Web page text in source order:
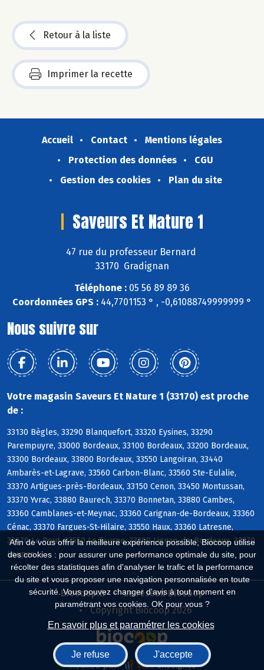
Afin de vous offrir la meilleure expérience possible, Biocoop utilise
des cookies : pour assurer une performance optimale du site, pour
récolter des statistiques afin d'analyser le trafic et la performance
du site et vous proposer une navigation personnalisée en toute
sécurité. Vous pouvez changer d'avis à tout moment en
paramétrant vos cookies. OK pour vous ?
En savoir plus et paramétrer les cookies
Je refuse J'accepte
Retour à la liste
Imprimer la recette
Accueil Contact
Mentions légales
Protection des données
CGU
Gestion des cookies
Plan du site
Saveurs Et Nature 1
47 rue du professeur Bernard
33170 Gradignan
Téléphone : 05 56 89 89 36
Coordonnées GPS : 44,7701153 ° , -0,61088749999999 °
Nous suivre sur
Votre magasin Saveurs Et Nature 1 (33170) est proche
de :
33130 Bègles, 33290 Blanquefort, 33320 Eysines, 33290
Parempuyre, 33000 Bordeaux, 33100 Bordeaux, 33200 Bordeaux,
33300 Bordeaux, 33800 Bordeaux, 33550 Langoiran, 33440
Ambarès-et-Lagrave, 33560 Carbon-Blanc, 33560 Ste-Eulalie,
33370 Artigues-près-Bordeaux, 33150 Cenon, 33450 Montussan,
33370 Yvrac, 33880 Baurech, 33370 Bonnetan, 33880 Cambes,
33360 Camblanes-et-Meynac, 33360 Carignan-de-Bordeaux, 33360
Cénac, 33370 Fargues-St-Hilaire, 33550 Haux, 33360 Latresne,
33670 Le Pout, 33550 Le Tourne, 33360 Lignan-de-Bordeaux, 33370
Loupes
Biocoop.fr
Le réseau Biocoop
Copyright Biocoop 2026
Réalisé par